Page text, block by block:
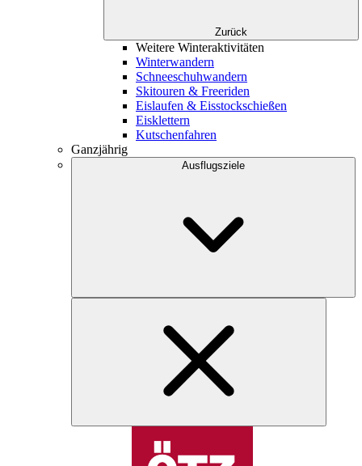
Zurück
Weitere Winteraktivitäten
Winterwandern
Schneeschuhwandern
Skitouren & Freeriden
Eislaufen & Eisstockschießen
Eisklettern
Kutschenfahren
Ganzjährig
Ausflugsziele